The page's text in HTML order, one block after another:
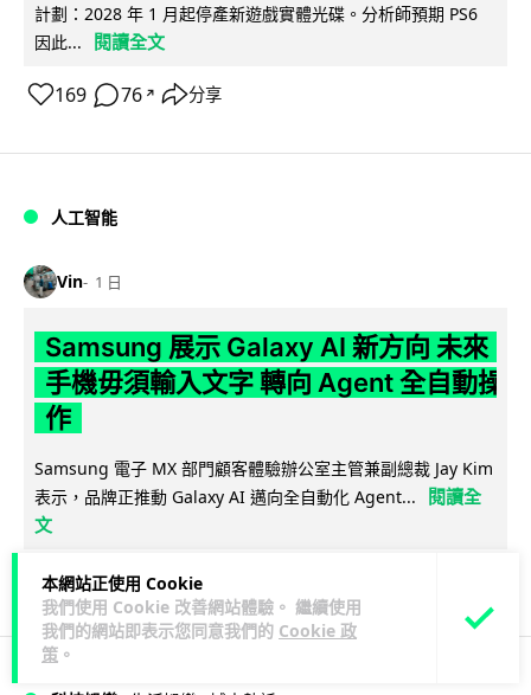
本網站正使用 Cookie
我們使用 Cookie 改善網站體驗。 繼續使用
我們的網站即表示您同意我們的 Cookie 政
策 。
計劃：2028 年 1 月起停產新遊戲實體光碟。分析師預期 PS6
因此...
閱讀全文
169 76 ↗ 分享
人工智能
Vin 1 日
Samsung 展示 Galaxy AI 新方向 未來
手機毋須輸入文字 轉向 Agent 全自動操
作
Samsung 電子 MX 部門顧客體驗辦公室主管兼副總裁 Jay Kim
表示，品牌正推動 Galaxy AI 邁向全自動化 Agent...
閱讀全
文
27 4↗ 分享